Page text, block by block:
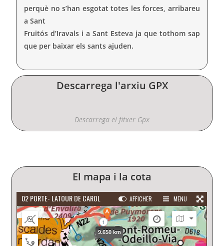
perquè no s’han esgotat totes les forces, arribareu
a Sant
Fruitós d’Iravals i a Sant Esteva ja que tothom sap
que per baixar els sants ajuden.
Descarrega l'arxiu GPX
Descarrega el fitxer Gpx
El mapa i la cota